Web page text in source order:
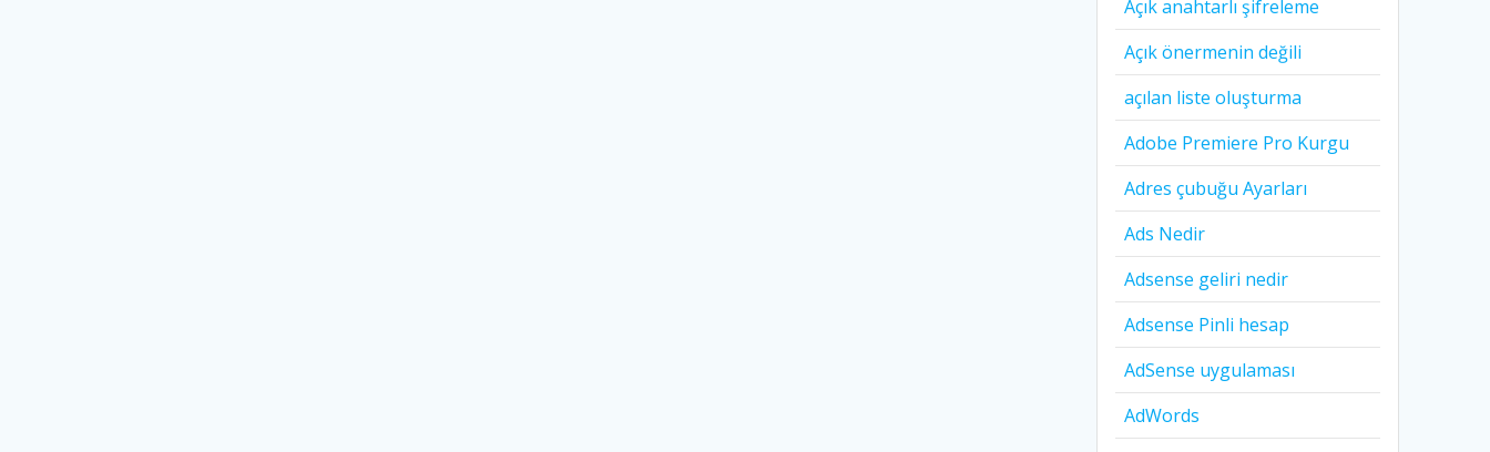
Açık anahtarlı şifreleme
Açık önermenin değili
açılan liste oluşturma
Adobe Premiere Pro Kurgu
Adres çubuğu Ayarları
Ads Nedir
Adsense geliri nedir
Adsense Pinli hesap
AdSense uygulaması
AdWords